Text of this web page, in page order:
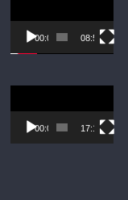
Player
00:00 08:54
Player
00:00 17:12